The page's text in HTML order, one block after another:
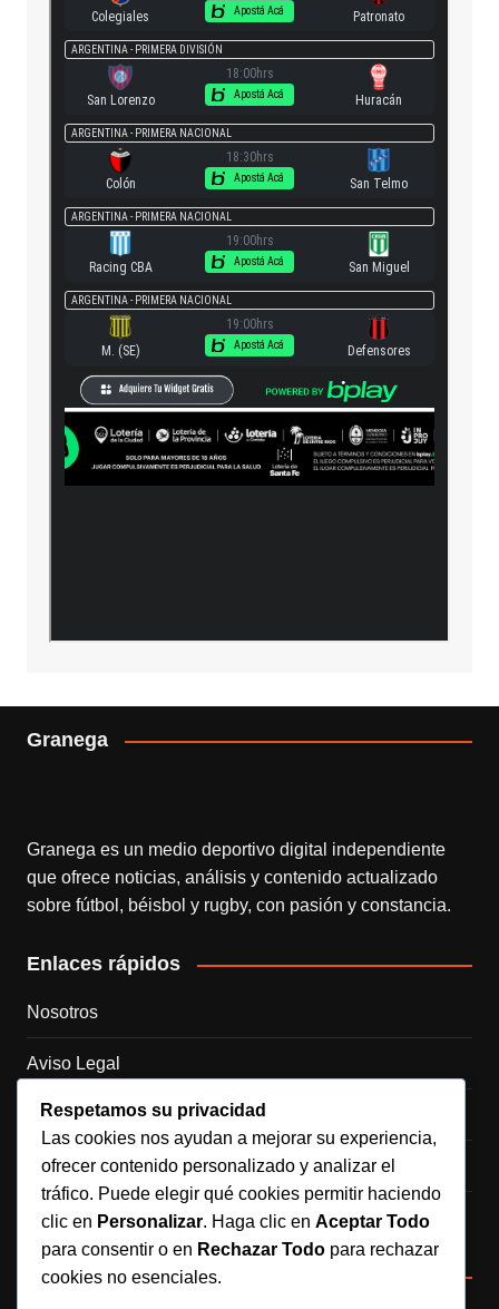
Granega
Granega es un medio deportivo digital independiente
que ofrece noticias, análisis y contenido actualizado
sobre fútbol, béisbol y rugby, con pasión y constancia.
Enlaces rápidos
Nosotros
Aviso Legal
Política de Cookies
Política de Privacidad
Contacto
Redes sociales
Respetamos su privacidad
Las cookies nos ayudan a mejorar su experiencia,
ofrecer contenido personalizado y analizar el
tráfico. Puede elegir qué cookies permitir haciendo
clic en Personalizar. Haga clic en Aceptar Todo
para consentir o en Rechazar Todo para rechazar
cookies no esenciales.